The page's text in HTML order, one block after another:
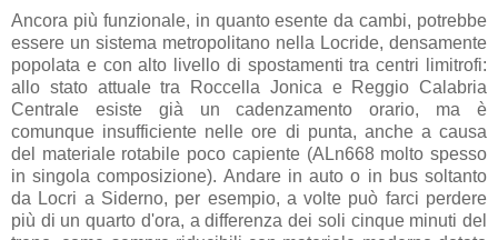
Ancora più funzionale, in quanto esente da cambi, potrebbe
essere un sistema metropolitano nella Locride, densamente
popolata e con alto livello di spostamenti tra centri limitrofi:
allo stato attuale tra Roccella Jonica e Reggio Calabria
Centrale esiste già un cadenzamento orario, ma è
comunque insufficiente nelle ore di punta, anche a causa
del materiale rotabile poco capiente (ALn668 molto spesso
in singola composizione). Andare in auto o in bus soltanto
da Locri a Siderno, per esempio, a volte può farci perdere
più di un quarto d'ora, a differenza dei soli cinque minuti del